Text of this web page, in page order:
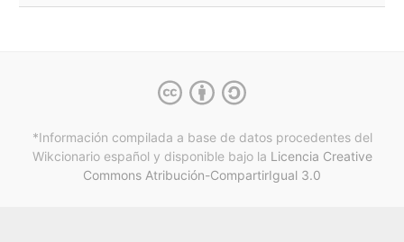
*Información compilada a base de datos procedentes del
Wikcionario español y disponible bajo la Licencia Creative
Commons Atribución-CompartirIgual 3.0